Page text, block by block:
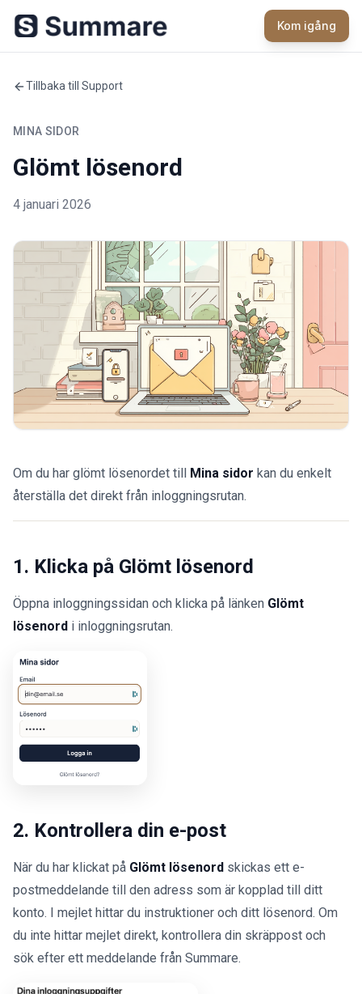
Kom igång
Tillbaka till Support
MINA SIDOR
Glömt lösenord
4 januari 2026
Om du har glömt lösenordet till Mina sidor kan du enkelt
återställa det direkt från inloggningsrutan.
1. Klicka på Glömt lösenord
Öppna inloggningssidan och klicka på länken Glömt
lösenord i inloggningsrutan.
2. Kontrollera din e-post
När du har klickat på Glömt lösenord skickas ett e-
postmeddelande till den adress som är kopplad till ditt
konto. I mejlet hittar du instruktioner och ditt lösenord. Om
du inte hittar mejlet direkt, kontrollera din skräppost och
sök efter ett meddelande från Summare.